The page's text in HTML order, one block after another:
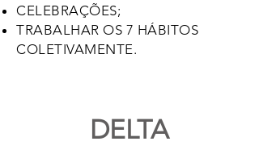
CELEBRAÇÕES;
TRABALHAR OS 7 HÁBITOS
COLETIVAMENTE.
DELTA